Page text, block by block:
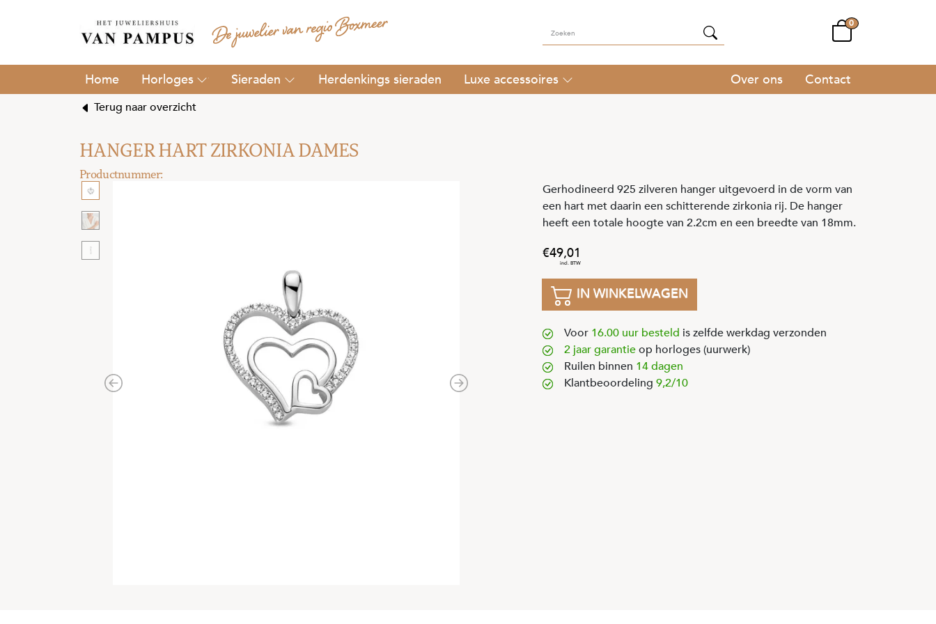
0
Horloges Sieraden Herdenkings sieraden Luxe accessoires Over ons Contact
Terug naar overzicht
HANGER HART ZIRKONIA DAMES
Previous Next
Gerhodineerd 925 zilveren hanger uitgevoerd in de vorm van
een hart met daarin een schitterende zirkonia rij. De hanger
heeft een totale hoogte van 2.2cm en een breedte van 18mm.
49,01
IN WINKELWAGEN
Voor 16.00 uur besteld is zelfde werkdag verzonden
2 jaar garantieop horloges (uurwerk)
Ruilen binnen 14 dagen
Klantbeoordeling 9,2/10